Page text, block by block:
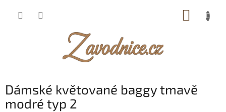
Dámské květované baggy tmavě
modré typ 2